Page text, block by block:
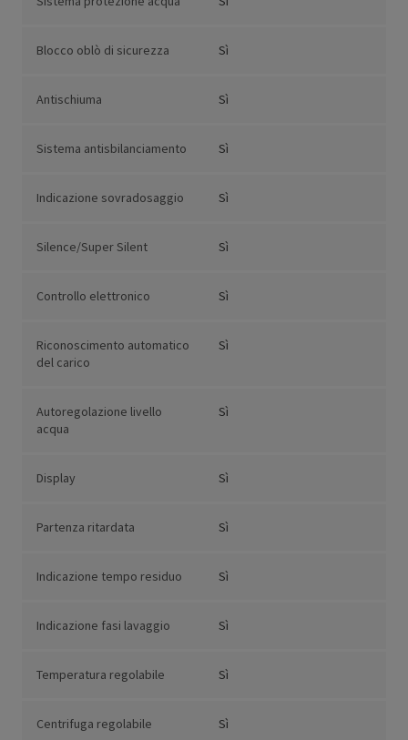
Blocco oblò di sicurezza Sì
Antischiuma Sì
Sistema antisbilanciamento Sì
Indicazione sovradosaggio Sì
Silence/Super Silent Sì
Controllo elettronico Sì
Riconoscimento automatico
del carico
Sì
Autoregolazione livello
acqua
Sì
Display Sì
Partenza ritardata Sì
Indicazione tempo residuo Sì
Indicazione fasi lavaggio Sì
Temperatura regolabile Sì
Centrifuga regolabile Sì